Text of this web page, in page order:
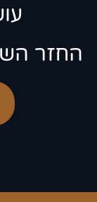
החזר